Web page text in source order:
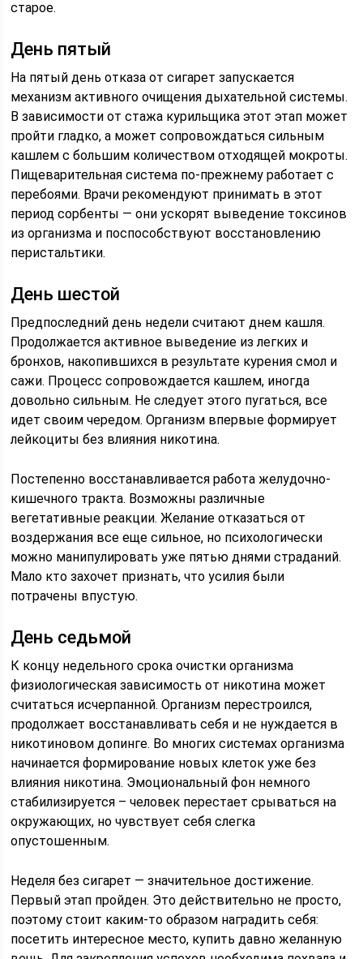
старое.
День пятый
На пятый день отказа от сигарет запускается
механизм активного очищения дыхательной системы.
В зависимости от стажа курильщика этот этап может
пройти гладко, а может сопровождаться сильным
кашлем с большим количеством отходящей мокроты.
Пищеварительная система по-прежнему работает с
перебоями. Врачи рекомендуют принимать в этот
период сорбенты — они ускорят выведение токсинов
из организма и поспособствуют восстановлению
перистальтики.
День шестой
Предпоследний день недели считают днем кашля.
Продолжается активное выведение из легких и
бронхов, накопившихся в результате курения смол и
сажи. Процесс сопровождается кашлем, иногда
довольно сильным. Не следует этого пугаться, все
идет своим чередом. Организм впервые формирует
лейкоциты без влияния никотина.
Постепенно восстанавливается работа желудочно-
кишечного тракта. Возможны различные
вегетативные реакции. Желание отказаться от
воздержания все еще сильное, но психологически
можно манипулировать уже пятью днями страданий.
Мало кто захочет признать, что усилия были
потрачены впустую.
День седьмой
К концу недельного срока очистки организма
физиологическая зависимость от никотина может
считаться исчерпанной. Организм перестроился,
продолжает восстанавливать себя и не нуждается в
никотиновом допинге. Во многих системах организма
начинается формирование новых клеток уже без
влияния никотина. Эмоциональный фон немного
стабилизируется – человек перестает срываться на
окружающих, но чувствует себя слегка
опустошенным.
Неделя без сигарет — значительное достижение.
Первый этап пройден. Это действительно не просто,
поэтому стоит каким-то образом наградить себя:
посетить интересное место, купить давно желанную